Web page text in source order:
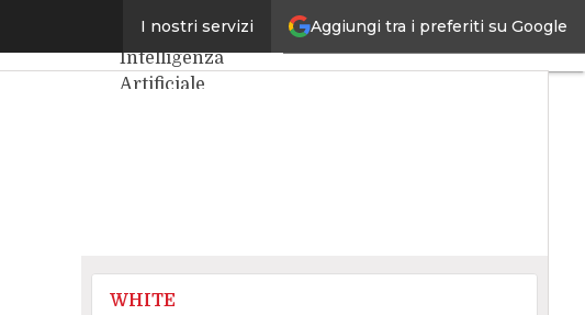
Aggiungi tra i preferiti su Google
I nostri servizi
Ultimi articoli
Intelligenza
Artificiale
WHITE